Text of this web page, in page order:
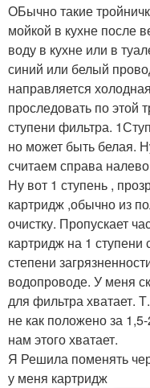
ОБычно такие
мойкой в кухне после
воду в кухне или в
синий или белый
направляется
проследовать по этой
ступени фильтра.
но может быть белая.
считаем справа
Ну вот 1 ступень ,
картридж ,обычно из
очистку. Пропускает
картридж на 1
степени
водопроводе. У меня
для фильтра хватает.
не как положено за
нам этого хватает.
Я Решила поменять
у меня картридж